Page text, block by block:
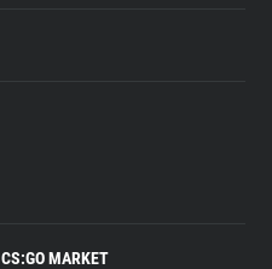
CS:GO MARKET